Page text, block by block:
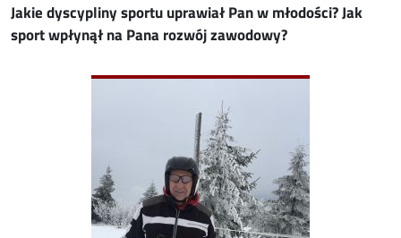
Jakie dyscypliny sportu uprawiał Pan w młodości? Jak
sport wpłynął na Pana rozwój zawodowy?